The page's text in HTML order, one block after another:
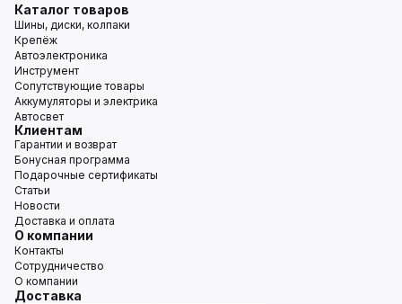
Каталог товаров
Шины, диски, колпаки
Крепёж
Автоэлектроника
Инструмент
Сопутствующие товары
Аккумуляторы и электрика
Автосвет
Клиентам
Гарантии и возврат
Бонусная программа
Подарочные сертификаты
Статьи
Новости
Доставка и оплата
О компании
Контакты
Сотрудничество
О компании
Доставка